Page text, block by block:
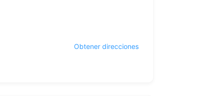
Obtener direcciones